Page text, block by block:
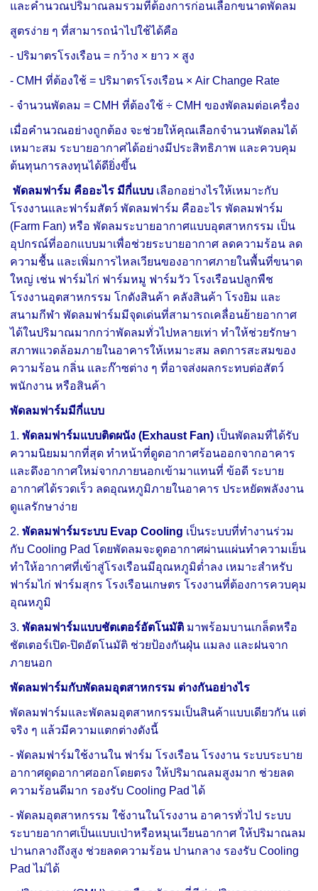
และคำนวณปริมาณลมรวมที่ต้องการก่อนเลือกขนาดพัดลม
สูตรง่าย ๆ ที่สามารถนำไปใช้ได้คือ
- ปริมาตรโรงเรือน = กว้าง × ยาว × สูง
- CMH ที่ต้องใช้ = ปริมาตรโรงเรือน × Air Change Rate
- จำนวนพัดลม = CMH ที่ต้องใช้ ÷ CMH ของพัดลมต่อเครื่อง
เมื่อคำนวณอย่างถูกต้อง จะช่วยให้คุณเลือกจำนวนพัดลมได้
เหมาะสม ระบายอากาศได้อย่างมีประสิทธิภาพ และควบคุม
ต้นทุนการลงทุนได้ดียิ่งขึ้น
พัดลมฟาร์ม คืออะไร มีกี่แบบ เลือกอย่างไรให้เหมาะกับ
โรงงานและฟาร์มสัตว์ พัดลมฟาร์ม คืออะไร พัดลมฟาร์ม
(Farm Fan) หรือ พัดลมระบายอากาศแบบอุตสาหกรรม เป็น
อุปกรณ์ที่ออกแบบมาเพื่อช่วยระบายอากาศ ลดความร้อน ลด
ความชื้น และเพิ่มการไหลเวียนของอากาศภายในพื้นที่ขนาด
ใหญ่ เช่น ฟาร์มไก่ ฟาร์มหมู ฟาร์มวัว โรงเรือนปลูกพืช
โรงงานอุตสาหกรรม โกดังสินค้า คลังสินค้า โรงยิม และ
สนามกีฬา พัดลมฟาร์มมีจุดเด่นที่สามารถเคลื่อนย้ายอากาศ
ได้ในปริมาณมากกว่าพัดลมทั่วไปหลายเท่า ทำให้ช่วยรักษา
สภาพแวดล้อมภายในอาคารให้เหมาะสม ลดการสะสมของ
ความร้อน กลิ่น และก๊าซต่าง ๆ ที่อาจส่งผลกระทบต่อสัตว์
พนักงาน หรือสินค้า
พัดลมฟาร์มมีกี่แบบ
1.พัดลมฟาร์มแบบติดผนัง (Exhaust Fan) เป็นพัดลมที่ได้รับ
ความนิยมมากที่สุด ทำหน้าที่ดูดอากาศร้อนออกจากอาคาร
และดึงอากาศใหม่จากภายนอกเข้ามาแทนที่ ข้อดี ระบาย
อากาศได้รวดเร็ว ลดอุณหภูมิภายในอาคาร ประหยัดพลังงาน
ดูแลรักษาง่าย
2.พัดลมฟาร์มระบบ Evap Cooling เป็นระบบที่ทำงานร่วม
กับ Cooling Pad โดยพัดลมจะดูดอากาศผ่านแผ่นทำความเย็น
ทำให้อากาศที่เข้าสู่โรงเรือนมีอุณหภูมิต่ำลง เหมาะสำหรับ
ฟาร์มไก่ ฟาร์มสุกร โรงเรือนเกษตร โรงงานที่ต้องการควบคุม
อุณหภูมิ
3.พัดลมฟาร์มแบบชัตเตอร์อัตโนมัติ มาพร้อมบานเกล็ดหรือ
ชัตเตอร์เปิด-ปิดอัตโนมัติ ช่วยป้องกันฝุ่น แมลง และฝนจาก
ภายนอก
พัดลมฟาร์มกับพัดลมอุตสาหกรรม ต่างกันอย่างไร
พัดลมฟาร์มและพัดลมอุตสาหกรรมเป็นสินค้าแบบเดียวกัน แต่
จริง ๆ แล้วมีความแตกต่างดังนี้
- พัดลมฟาร์มใช้งานใน ฟาร์ม โรงเรือน โรงงาน ระบบระบาย
อากาศดูดอากาศออกโดยตรง ให้ปริมาณลมสูงมาก ช่วยลด
ความร้อนดีมาก รองรับ Cooling Pad ได้
- พัดลมอุตสาหกรรม ใช้งานในโรงงาน อาคารทั่วไป ระบบ
ระบายอากาศเป็นแบบเป่าหรือหมุนเวียนอากาศ ให้ปริมาณลม
ปานกลางถึงสูง ช่วยลดความร้อน ปานกลาง รองรับ Cooling
Pad ไม่ได้